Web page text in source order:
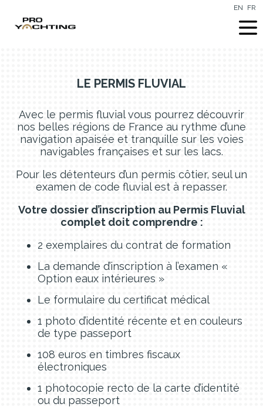
EN FR
LE PERMIS FLUVIAL
Avec le permis fluvial vous pourrez découvrir
nos belles régions de France au rythme d’une
navigation apaisée et tranquille sur les voies
navigables françaises et sur les lacs.
Pour les détenteurs d’un permis côtier, seul un
examen de code fluvial est à repasser.
Votre dossier d’inscription au Permis Fluvial
complet doit comprendre :
2 exemplaires du contrat de formation
La demande d’inscription à l’examen «
Option eaux intérieures »
Le formulaire du certificat médical
1 photo d’identité récente et en couleurs
de type passeport
108 euros en timbres fiscaux
électroniques
1 photocopie recto de la carte d’identité
ou du passeport